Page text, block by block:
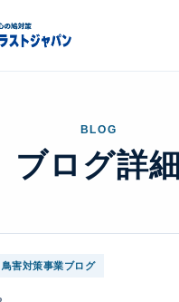
BLOG
ブログ詳細
害対策事業ブログ